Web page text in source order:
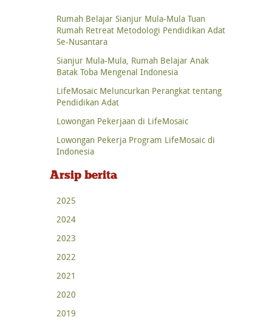
Rumah Belajar Sianjur Mula-Mula Tuan
Rumah Retreat Metodologi Pendidikan Adat
Se-Nusantara
Sianjur Mula-Mula, Rumah Belajar Anak
Batak Toba Mengenal Indonesia
LifeMosaic Meluncurkan Perangkat tentang
Pendidikan Adat
Lowongan Pekerjaan di LifeMosaic
Lowongan Pekerja Program LifeMosaic di
Indonesia
Arsip berita
2025
2024
2023
2022
2021
2020
2019